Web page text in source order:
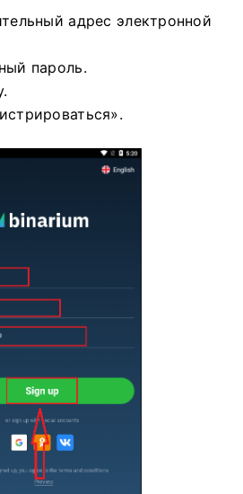
адрес электронной
пароль.